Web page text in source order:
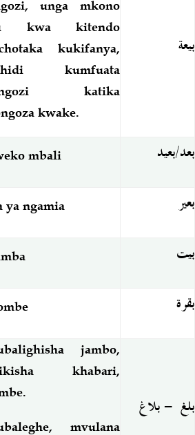
unga mkono
kwa kitendo
kukifanya,
kumfuata
katika
kwake.
بيعة
mbali بعد/بعيد
ya ngamia بعير
بيت
بقرة
jambo,
khabari,
mvulana
بلغ - بلاغ